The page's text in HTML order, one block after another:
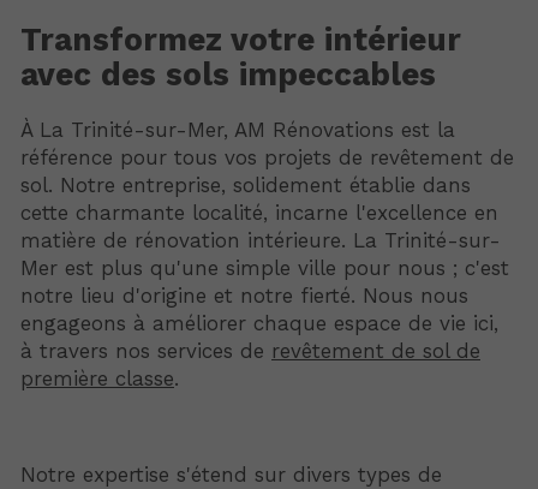
Transformez votre intérieur
avec des sols impeccables
À La Trinité-sur-Mer, AM Rénovations est la
référence pour tous vos projets de revêtement de
sol. Notre entreprise, solidement établie dans
cette charmante localité, incarne l'excellence en
matière de rénovation intérieure. La Trinité-sur-
Mer est plus qu'une simple ville pour nous ; c'est
notre lieu d'origine et notre fierté. Nous nous
engageons à améliorer chaque espace de vie ici,
à travers nos services de revêtement de sol de
première classe.
Notre expertise s'étend sur divers types de